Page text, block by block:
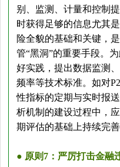
别、监测、计量和控制
时获得足够的信息尤其
险全貌的基础和关键，
管“黑洞”的重要手段。
好实践，提出数据监测
频率等技术标准。如对
性指标的定期与实时报
析机制的建设过程中，
期评估的基础上持续完
● 原则7：严厉打击金融